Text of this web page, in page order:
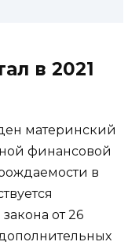
в 2021
материнский
финансовой
в
от 26